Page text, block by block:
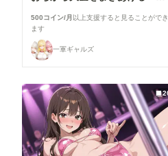
500コイン/月 以上支援すると見ることができ
ます
一軍ギャルズ